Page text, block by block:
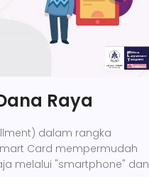
Raya
dalam rangka
Card mempermudah
melalui "smartphone" dan